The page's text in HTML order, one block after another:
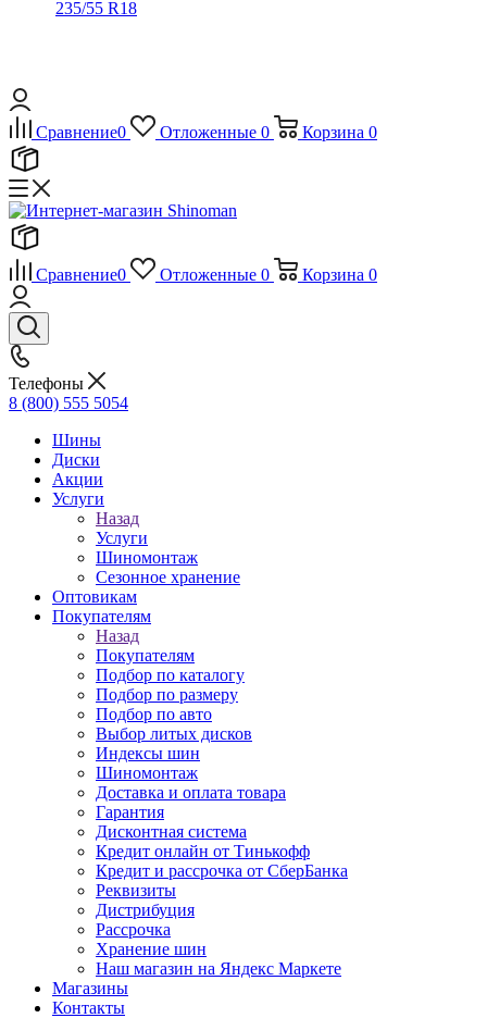
235/55 R18
Сравнение0 Отложенные 0 Корзина 0
Сравнение0 Отложенные 0 Корзина 0
Телефоны
8 (800) 555 5054
Шины
Диски
Акции
Услуги
Назад
Услуги
Шиномонтаж
Сезонное хранение
Оптовикам
Покупателям
Назад
Покупателям
Подбор по каталогу
Подбор по размеру
Подбор по авто
Выбор литых дисков
Индексы шин
Шиномонтаж
Доставка и оплата товара
Гарантия
Дисконтная система
Кредит онлайн от Тинькофф
Кредит и рассрочка от СберБанка
Реквизиты
Дистрибуция
Рассрочка
Хранение шин
Наш магазин на Яндекс Маркете
Магазины
Контакты